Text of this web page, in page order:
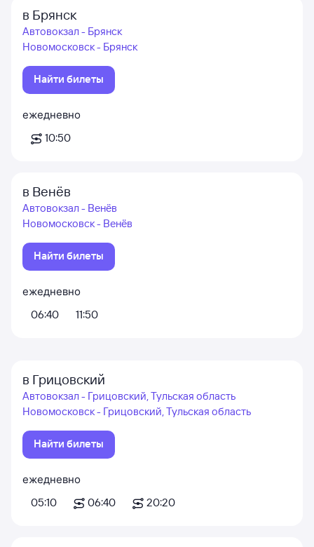
в Брянск
Автовокзал - Брянск
Новомосковск - Брянск
Найти билеты
ежедневно
10:50
в Венёв
Автовокзал - Венёв
Новомосковск - Венёв
Найти билеты
ежедневно
06:40
11:50
в Грицовский
Автовокзал - Грицовский, Тульская область
Новомосковск - Грицовский, Тульская область
Найти билеты
ежедневно
05:10
06:40 20:20